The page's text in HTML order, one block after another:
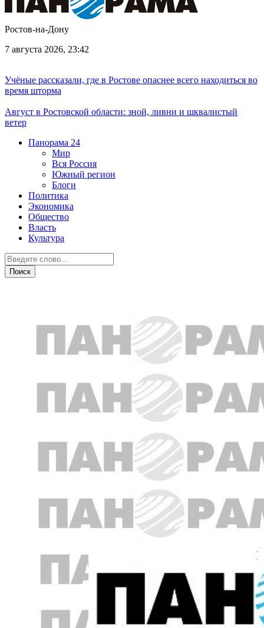
Ростов-на-Дону
7 августа 2026, 23:42
Учёные рассказали, где в Ростове опаснее всего находиться во
время шторма
Август в Ростовской области: зной, ливни и шквалистый
ветер
Панорама 24
Мир
Вся Россия
Южный регион
Блоги
Политика
Экономика
Общество
Власть
Культура